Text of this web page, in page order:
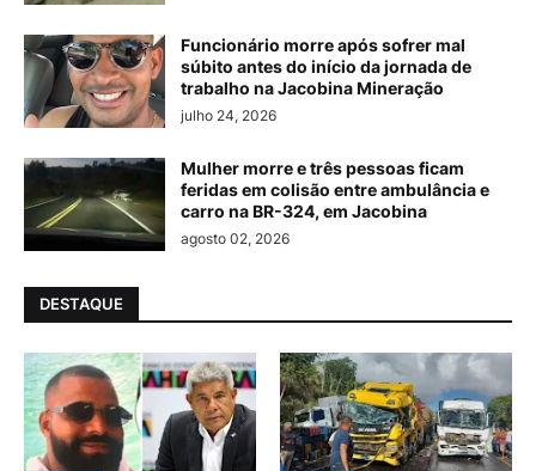
Funcionário morre após sofrer mal
súbito antes do início da jornada de
trabalho na Jacobina Mineração
julho 24, 2026
Mulher morre e três pessoas ficam
feridas em colisão entre ambulância e
carro na BR-324, em Jacobina
agosto 02, 2026
DESTAQUE